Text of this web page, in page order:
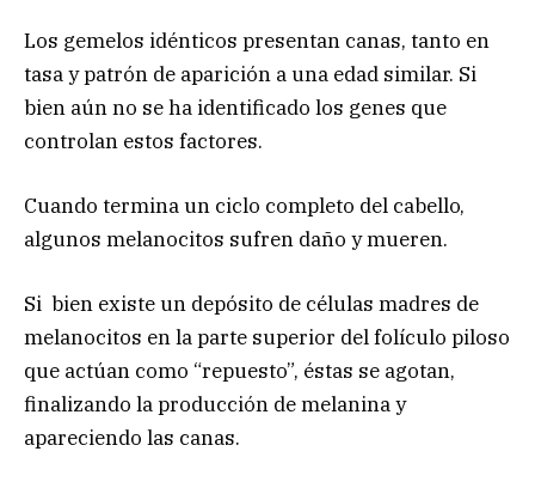
Los gemelos idénticos presentan canas, tanto en
tasa y patrón de aparición a una edad similar. Si
bien aún no se ha identificado los genes que
controlan estos factores.
Cuando termina un ciclo completo del cabello,
algunos melanocitos sufren daño y mueren.
Si bien existe un depósito de células madres de
melanocitos en la parte superior del folículo piloso
que actúan como “repuesto”, éstas se agotan,
finalizando la producción de melanina y
apareciendo las canas.